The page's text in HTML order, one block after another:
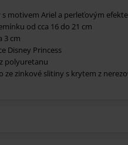
motivem Ariel a perleťovým
od cca 16 do 21 cm
3 cm
Disney Princess
polyuretanu
ze zinkové slitiny s krytem z